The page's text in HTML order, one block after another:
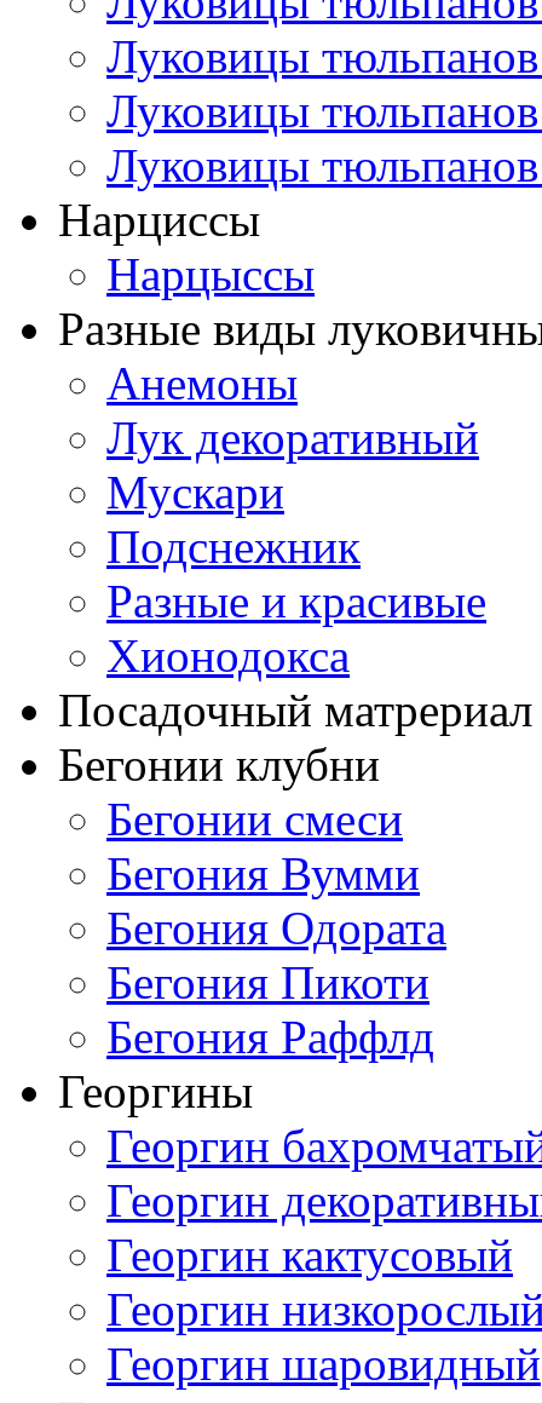
Луковицы
Луковицы
Луковицы
Нарциссы
Нарцыссы
Разные виды
Анемоны
Лук декоративный
Мускари
Подснежник
Разные и красивые
Хионодокса
Посадочный матрериал
Бегонии клубни
Бегонии смеси
Бегония Вумми
Бегония Одората
Бегония Пикоти
Бегония Раффлд
Георгины
Георгин
Георгин
Георгин кактусовый
Георгин
Георгин шаровидный